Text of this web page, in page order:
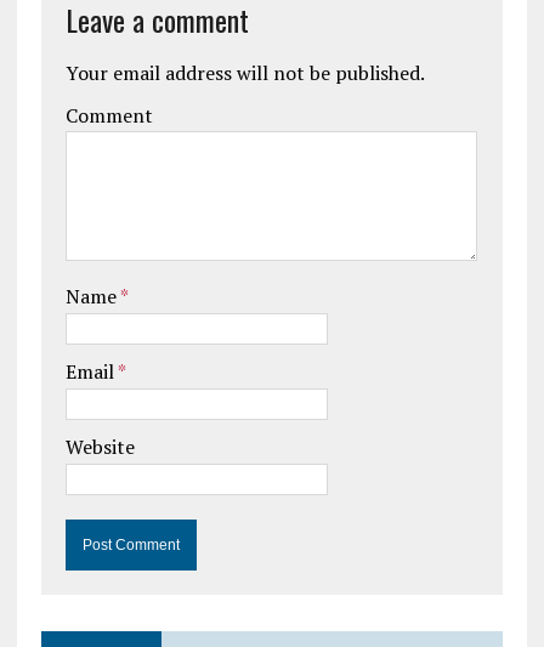
Leave a comment
Your email address will not be published.
Comment
Name*
Email*
Website